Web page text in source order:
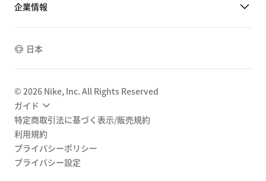
企業情報
日本
© 2026 Nike, Inc. All Rights Reserved
ガイド
特定商取引法に基づく表示/販売規約
利用規約
プライバシーポリシー
プライバシー設定